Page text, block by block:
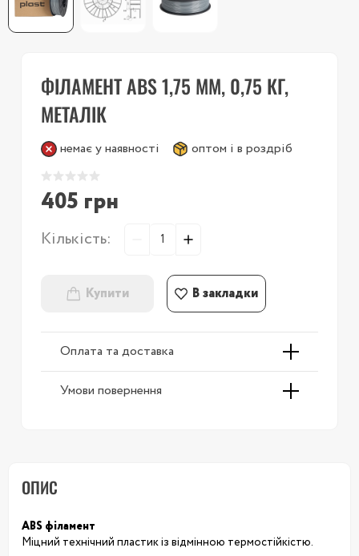
ФІЛАМЕНТ ABS 1,75 ММ, 0,75 КГ,
МЕТАЛІК
немає у наявності оптом і в роздріб
405 грн
Кількість:
Купити В закладки
Оплата та доставка
Умови повернення
ОПИС
ABS філамент
Міцний технічний пластик із відмінною термостійкістю.